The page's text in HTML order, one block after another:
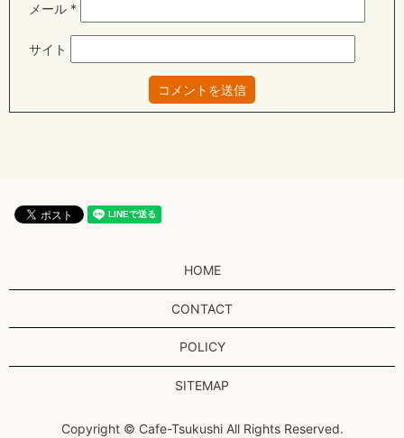
メール *
サイト
HOME
CONTACT
POLICY
SITEMAP
Copyright © Cafe-Tsukushi All Rights Reserved.